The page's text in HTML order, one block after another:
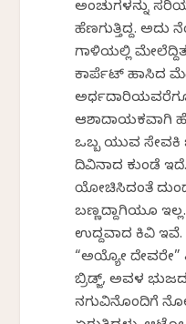
ಅಂಚುಗಳನ್ನು
ಹೆಣಗುತ್ತಿದ್ದ. ಅದು
ಗಾಳಿಯಲ್ಲಿ
ಕಾರ್ಪೆಟ್ ಹಾಸಿದ
ಆಶಾದಾಯಕವಾಗಿ
ಒಬ್ಬ ಯುವ ಸೇವಕಿ
ದಿವಿನಾದ ಕುಂಡೆ
ಯೋಚಿಸಿದಂತೆ
ಬಣ್ಣದ್ದಾಗಿಯೂ
ಉದ್ದವಾದ ಕಿವಿ ಇವೆ.
“ಅಯ್ಯೋ ದೇವರೇ”
ಬ್ರಿಡ್ಜ್, ಅವಳ
ನಗುವಿನೊಂದಿಗೆ